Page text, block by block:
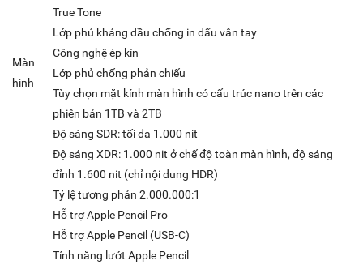
Màn
hình
True Tone
Lớp phủ kháng dầu chống in dấu vân tay
Công nghệ ép kín
Lớp phủ chống phản chiếu
Tùy chọn mặt kính màn hình có cấu trúc nano trên các
phiên bản 1TB và 2TB
Độ sáng SDR: tối đa 1.000 nit
Độ sáng XDR: 1.000 nit ở chế độ toàn màn hình, độ sáng
đỉnh 1.600 nit (chỉ nội dung HDR)
Tỷ lệ tương phản 2.000.000:1
Hỗ trợ Apple Pencil Pro
Hỗ trợ Apple Pencil (USB‑C)
Tính năng lướt Apple Pencil